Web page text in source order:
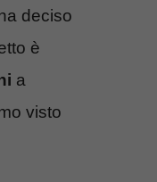
deciso
è
a
visto